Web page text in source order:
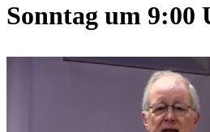
Sonntag um 9:00